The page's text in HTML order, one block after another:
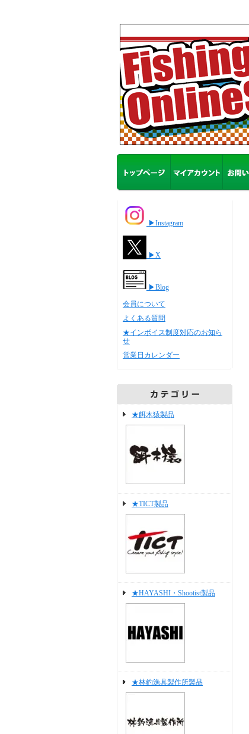
▶Instagram
▶X
▶Blog
会員について
よくある質問
★インボイス制度対応のお知ら
せ
営業日カレンダー
★餌木猿製品
★TICT製品
★HAYASHI・Shootist製品
★林釣漁具製作所製品